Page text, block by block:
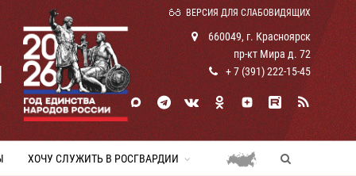
ВЕРСИЯ ДЛЯ СЛАБОВИДЯЩИХ
660049, г. Красноярск
пр-кт Мира д. 72
+ 7 (391) 222-15-45
ХОЧУ СЛУЖИТЬ В РОСГВАРДИИ